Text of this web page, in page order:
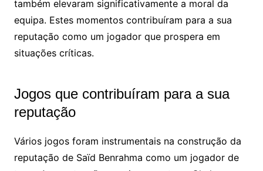
também elevaram significativamente a moral da
equipa. Estes momentos contribuíram para a sua
reputação como um jogador que prospera em
situações críticas.
Jogos que contribuíram para a sua
reputação
Vários jogos foram instrumentais na construção da
reputação de Saïd Benrahma como um jogador de